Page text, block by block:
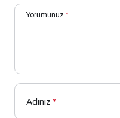
Yorumunuz *
Adınız *